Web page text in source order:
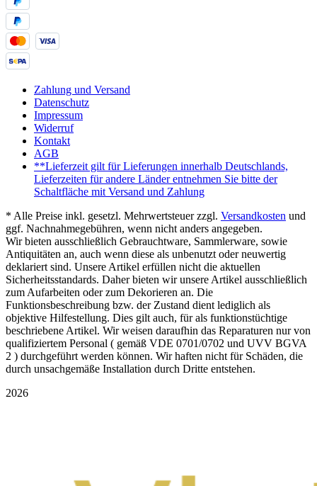
Zahlung und Versand
Datenschutz
Impressum
Widerruf
Kontakt
AGB
**Lieferzeit gilt für Lieferungen innerhalb Deutschlands,
Lieferzeiten für andere Länder entnehmen Sie bitte der
Schaltfläche mit Versand und Zahlung
* Alle Preise inkl. gesetzl. Mehrwertsteuer zzgl. Versandkosten und
ggf. Nachnahmegebühren, wenn nicht anders angegeben.
Wir bieten ausschließlich Gebrauchtware, Sammlerware, sowie
Antiquitäten an, auch wenn diese als unbenutzt oder neuwertig
deklariert sind. Unsere Artikel erfüllen nicht die aktuellen
Sicherheitsstandards. Daher bieten wir unsere Artikel ausschließlich
zum Aufarbeiten oder zum Dekorieren an. Die
Funktionsbeschreibung bzw. der Zustand dient lediglich als
objektive Hilfestellung. Dies gilt auch, für als funktionstüchtige
beschriebene Artikel. Wir weisen daraufhin das Reparaturen nur von
qualifiziertem Personal ( gemäß VDE 0701/0702 und UVV BGVA
2 ) durchgeführt werden können. Wir haften nicht für Schäden, die
durch unsachgemäße Installation durch Dritte entstehen.
2026